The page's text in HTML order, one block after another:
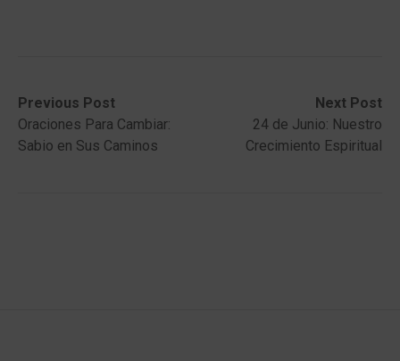
Post
navigation
Previous Post
Previous
post:Oraciones Para Cambiar:
Sabio en Sus Caminos
Next Post
Next
post:
24 de Junio: Nuestro
Crecimiento Espiritual